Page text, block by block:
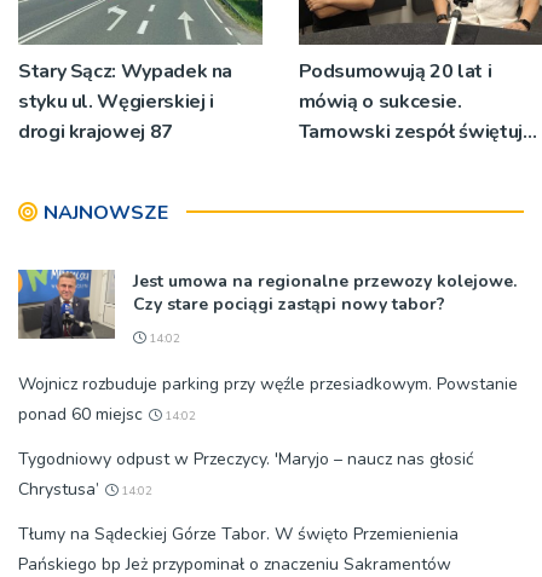
Stary Sącz: Wypadek na
styku ul. Węgierskiej i
drogi krajowej 87
Podsumowują 20 lat i
mówią o sukcesie.
Tarnowski zespół świętuje
NAJNOWSZE
Jest umowa na regionalne przewozy kolejowe.
Czy stare pociągi zastąpi nowy tabor?
14:02
Wojnicz rozbuduje parking przy węźle przesiadkowym. Powstanie
ponad 60 miejsc
14:02
Tygodniowy odpust w Przeczycy. 'Maryjo – naucz nas głosić
Chrystusa’
14:02
Tłumy na Sądeckiej Górze Tabor. W święto Przemienienia
Pańskiego bp Jeż przypominał o znaczeniu Sakramentów